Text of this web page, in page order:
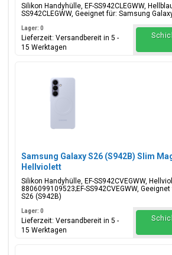
Silikon Handyhülle, EF-SS942CLEGWW,
SS942CLEGWW, Geeignet für: Samsung
Lager: 0
Lieferzeit: Versandbereit in 5 -
15 Werktagen
Samsung Galaxy S26 (S942B) Slim
Hellviolett
Silikon Handyhülle, EF-SS942CVEGWW,
8806099109523;EF-SS942CVEGWW,
S26 (S942B)
Lager: 0
Lieferzeit: Versandbereit in 5 -
15 Werktagen